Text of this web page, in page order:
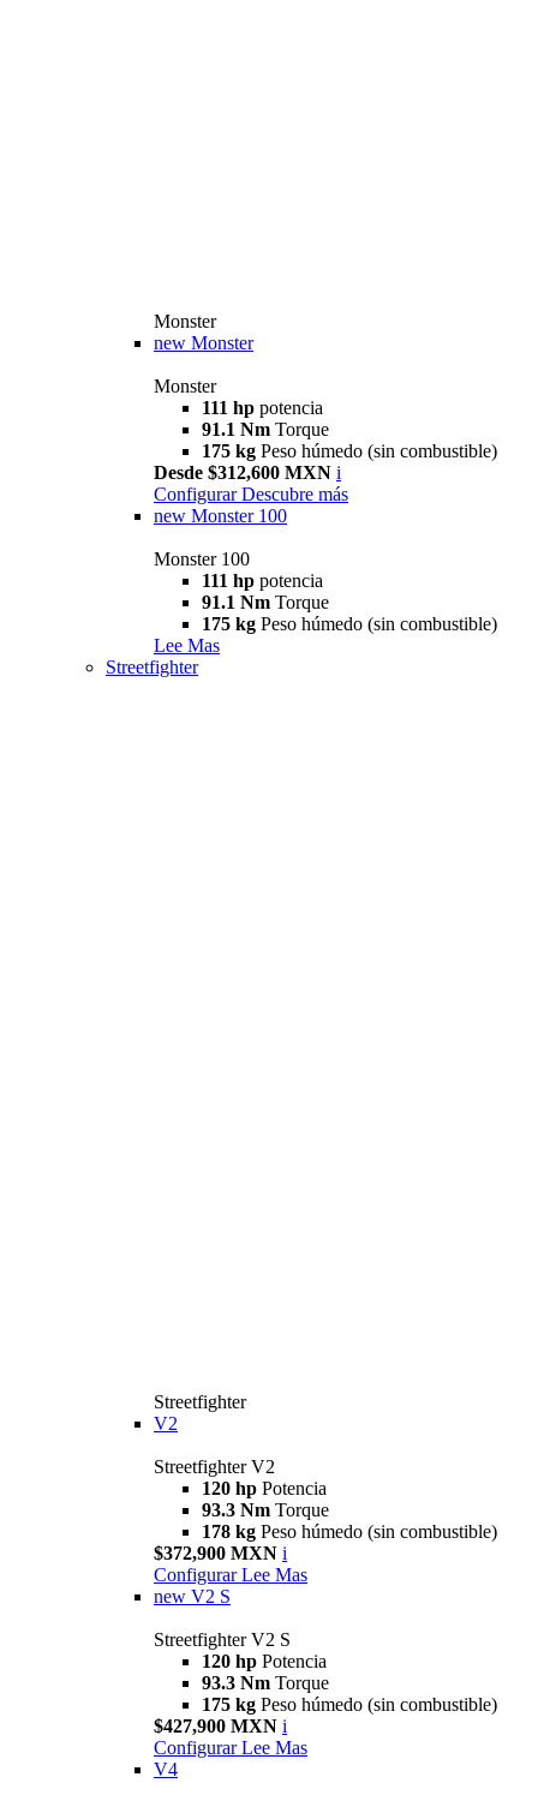
Monster
new Monster
Monster
111 hp potencia
91.1 Nm Torque
175 kg Peso húmedo (sin combustible)
Desde $312,600 MXN i
Configurar Descubre más
new Monster 100
Monster 100
111 hp potencia
91.1 Nm Torque
175 kg Peso húmedo (sin combustible)
Lee Mas
Streetfighter
Streetfighter
V2
Streetfighter V2
120 hp Potencia
93.3 Nm Torque
178 kg Peso húmedo (sin combustible)
$372,900 MXN i
Configurar Lee Mas
new V2 S
Streetfighter V2 S
120 hp Potencia
93.3 Nm Torque
175 kg Peso húmedo (sin combustible)
$427,900 MXN i
Configurar Lee Mas
V4